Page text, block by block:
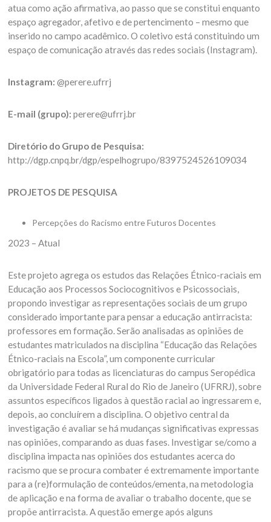
atua como ação afirmativa, ao passo que se constitui enquanto
espaço agregador, afetivo e de pertencimento – mesmo que
inserido no campo acadêmico. O coletivo está constituindo um
espaço de comunicação através das redes sociais (Instagram).
Instagram: @perere.ufrrj
E-mail (grupo): perere@ufrrj.br
Diretório do Grupo de Pesquisa:
http://dgp.cnpq.br/dgp/espelhogrupo/8397524526109034
PROJETOS DE PESQUISA
Percepções do Racismo entre Futuros Docentes
2023 – Atual
Este projeto agrega os estudos das Relações Étnico-raciais em
Educação aos Processos Sociocognitivos e Psicossociais,
propondo investigar as representações sociais de um grupo
considerado importante para pensar a educação antirracista:
professores em formação. Serão analisadas as opiniões de
estudantes matriculados na disciplina “Educação das Relações
Étnico-raciais na Escola”, um componente curricular
obrigatório para todas as licenciaturas do campus Seropédica
da Universidade Federal Rural do Rio de Janeiro (UFRRJ), sobre
assuntos específicos ligados à questão racial ao ingressarem e,
depois, ao concluírem a disciplina. O objetivo central da
investigação é avaliar se há mudanças significativas expressas
nas opiniões, comparando as duas fases. Investigar se/como a
disciplina impacta nas opiniões dos estudantes acerca do
racismo que se procura combater é extremamente importante
para a (re)formulação de conteúdos/ementa, na metodologia
de aplicação e na forma de avaliar o trabalho docente, que se
propõe antirracista. A questão emerge após alguns